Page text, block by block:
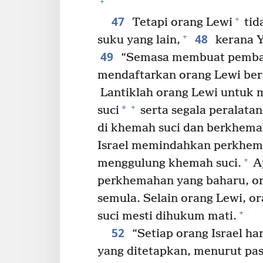
47 Tetapi orang Lewi +
suku yang lain, + 48 kerana
49
“Semasa membuat
mendaftarkan orang Lewi
Lantiklah orang Lewi untuk
suci* + serta segala
di khemah suci dan
Israel memindahkan
menggulung khemah suci. +
perkhemahan yang baharu,
semula. Selain orang Lewi,
suci mesti dihukum mati. +
52
“Setiap orang Israel
yang ditetapkan, menurut